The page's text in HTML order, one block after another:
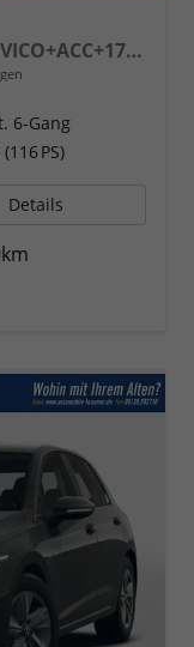
Limited L (Life+) KAMERA+LED+VICO+ACC+17'' ALU
6-Gang
PS)
Details